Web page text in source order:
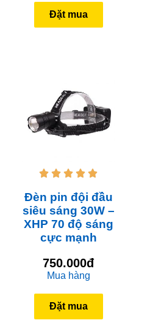
Đặt mua
    
Đèn pin đội đầu
siêu sáng 30W –
XHP 70 độ sáng
cực mạnh
750.000đ
Mua hàng
Đặt mua